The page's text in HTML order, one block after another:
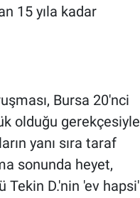
15 yıla kadar
Bursa 20'nci
olduğu gerekçesiyle
yanı sıra taraf
sonunda heyet,
D.'nin 'ev hapsi'